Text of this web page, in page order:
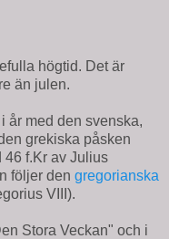
högtid. Det är
än julen.
år med den svenska,
grekiska påsken
46 f.Kr av Julius
följer den gregorianska
VIII).
Stora Veckan" och i